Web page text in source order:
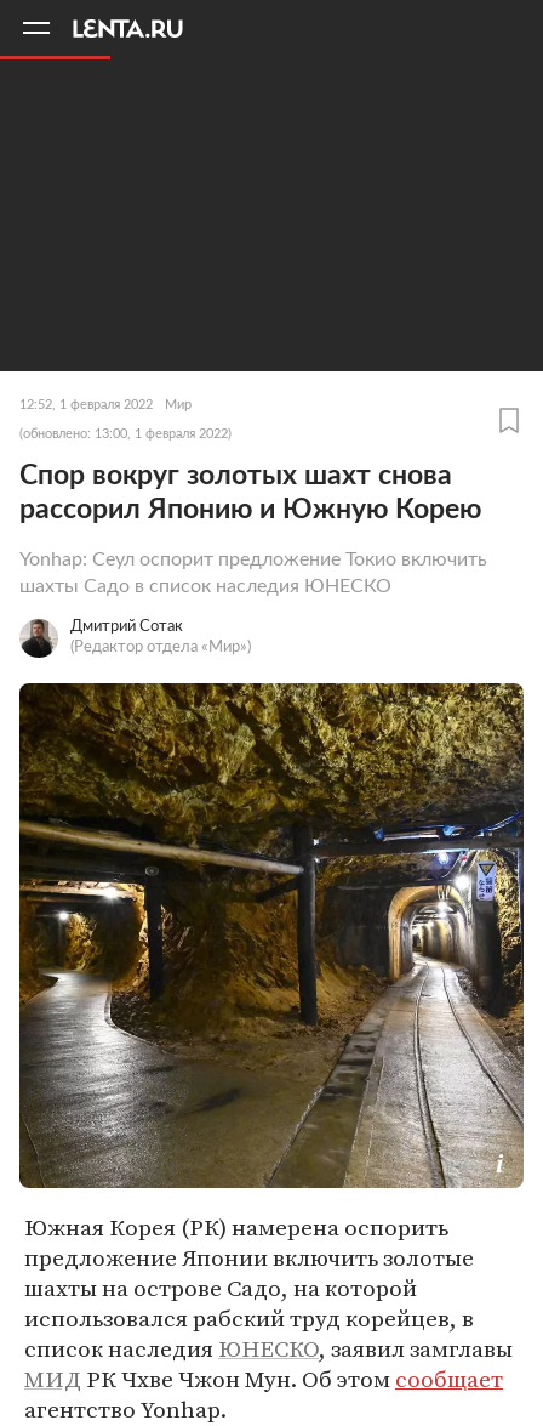
12:52, 1 февраля 2022 Мир
(обновлено: 13:00, 1 февраля 2022)
Спор вокруг золотых шахт снова
рассорил Японию и Южную Корею
Yonhap: Сеул оспорит предложение Токио включить
шахты Садо в список наследия ЮНЕСКО
Дмитрий Сотак
(Редактор отдела «Мир»)
Южная Корея (РК) намерена оспорить
предложение Японии включить золотые
шахты на острове Садо, на которой
использовался рабский труд корейцев, в
список наследияЮНЕСКО, заявил замглавы
МИД РК Чхве Чжон Мун. Об этомсообщает
агентство Yonhap.